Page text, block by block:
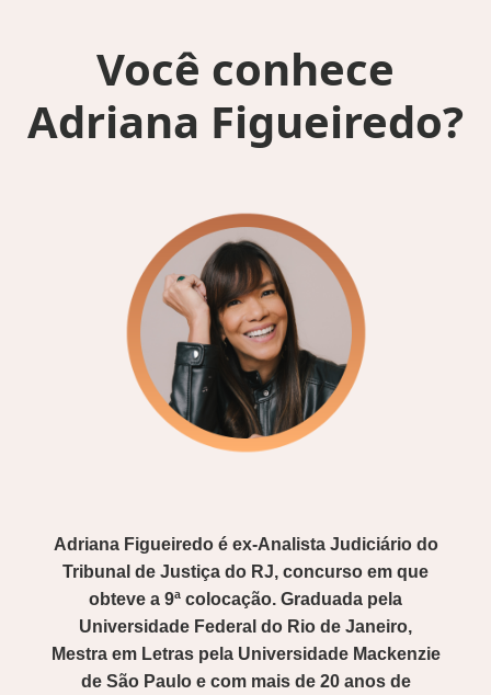
Você conhece
Adriana Figueiredo?
Adriana Figueiredo é ex-Analista Judiciário do
Tribunal de Justiça do RJ, concurso em que
obteve a 9ª colocação. Graduada pela
Universidade Federal do Rio de Janeiro,
Mestra em Letras pela Universidade Mackenzie
de São Paulo e com mais de 20 anos de